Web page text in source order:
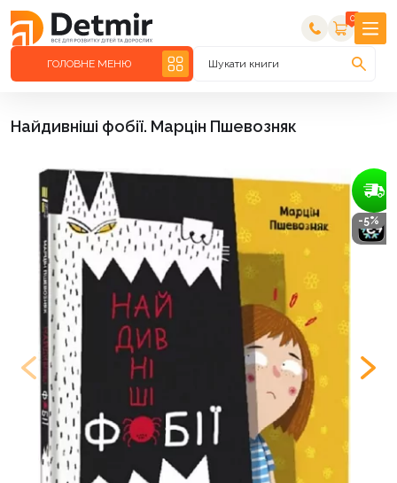
0
ГОЛОВНЕ МЕНЮ Шукати книги
Найдивніші фобії. Марцін Пшевозняк
-5%